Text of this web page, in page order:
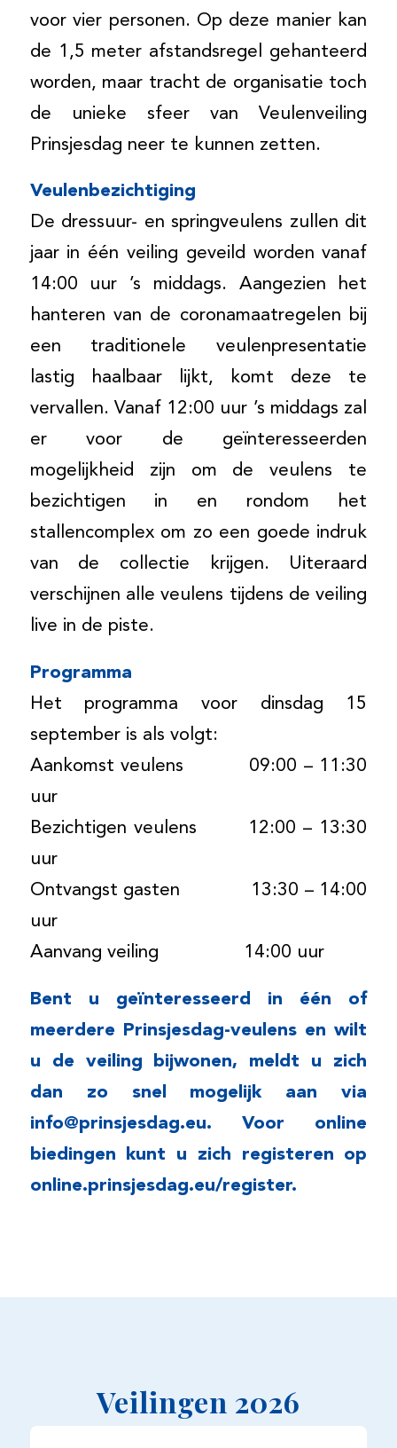
voor vier personen. Op deze manier kan
de 1,5 meter afstandsregel gehanteerd
worden, maar tracht de organisatie toch
de unieke sfeer van Veulenveiling
Prinsjesdag neer te kunnen zetten.
Veulenbezichtiging
De dressuur- en springveulens zullen dit
jaar in één veiling geveild worden vanaf
14:00 uur ’s middags. Aangezien het
hanteren van de coronamaatregelen bij
een traditionele veulenpresentatie
lastig haalbaar lijkt, komt deze te
vervallen. Vanaf 12:00 uur ’s middags zal
er voor de geïnteresseerden
mogelijkheid zijn om de veulens te
bezichtigen in en rondom het
stallencomplex om zo een goede indruk
van de collectie krijgen. Uiteraard
verschijnen alle veulens tijdens de veiling
live in de piste.
Programma
Het programma voor dinsdag 15
september is als volgt:
Aankomst veulens 09:00 – 11:30
uur
Bezichtigen veulens 12:00 – 13:30
uur
Ontvangst gasten 13:30 – 14:00
uur
Aanvang veiling 14:00 uur
Bent u geïnteresseerd in één of
meerdere Prinsjesdag-veulens en wilt
u de veiling bijwonen, meldt u zich
dan zo snel mogelijk aan via
info@prinsjesdag.eu. Voor online
biedingen kunt u zich registeren op
online.prinsjesdag.eu/register.
Veilingen 2026